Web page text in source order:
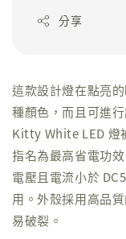
分享
這款設計燈在點亮
種顏色，而且可進
Kitty White LED 燈
指名為最高省電功
電壓且電流小於
用。外殼採用高品
易破裂。